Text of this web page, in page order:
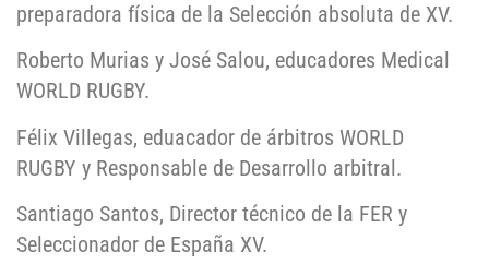
preparadora física de la Selección absoluta de XV.
Roberto Murias y José Salou, educadores Medical
WORLD RUGBY.
Félix Villegas, eduacador de árbitros WORLD
RUGBY y Responsable de Desarrollo arbitral.
Santiago Santos, Director técnico de la FER y
Seleccionador de España XV.